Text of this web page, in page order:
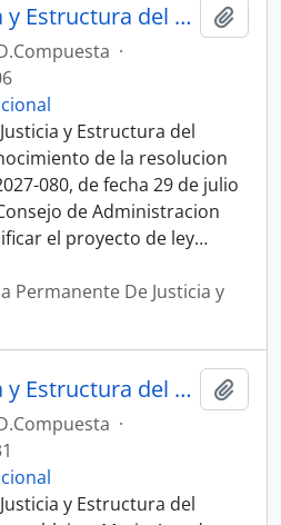
Sesion 017 Justicia y Estructura del Estado
·
y Estructura del
de la resolucion
080, de fecha 29 de julio
de Administracion
el proyecto de ley…
Permanente De Justicia y
Sesion 016 Justicia y Estructura del Estado
·
y Estructura del